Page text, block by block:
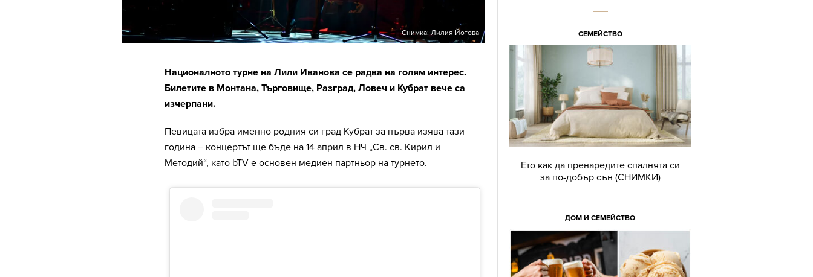
Снимка: Лилия Йотова
Националното турне на Лили Иванова се радва на голям интерес.
Билетите в Монтана, Търговище, Разград, Ловеч и Кубрат вече са
изчерпани.
Певицата избра именно родния си град Кубрат за първа изява тази
година – концертът ще бъде на 14 април в НЧ „Св. св. Кирил и
Методий“, като bTV е основен медиен партньор на турнето.
СЕМЕЙСТВО
Ето как да пренаредите спалнята си
за по-добър сън (СНИМКИ)
ДОМ И СЕМЕЙСТВО